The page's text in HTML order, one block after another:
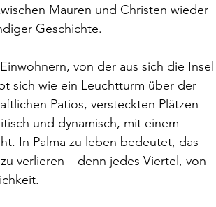
Mauren und Christen wieder
Geschichte.
von der aus sich die Insel
sich wie ein Leuchtturm über der
Patios, versteckten Plätzen
und dynamisch, mit einem
In Palma zu leben bedeutet, das
verlieren – denn jedes Viertel, von